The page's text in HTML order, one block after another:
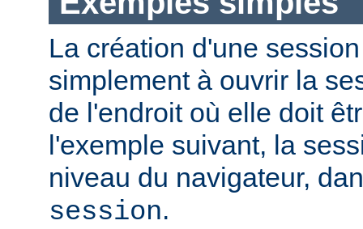
La création d'une
simplement à ouvrir la
de l'endroit où elle doit
l'exemple suivant, la
niveau du navigateur,
session.